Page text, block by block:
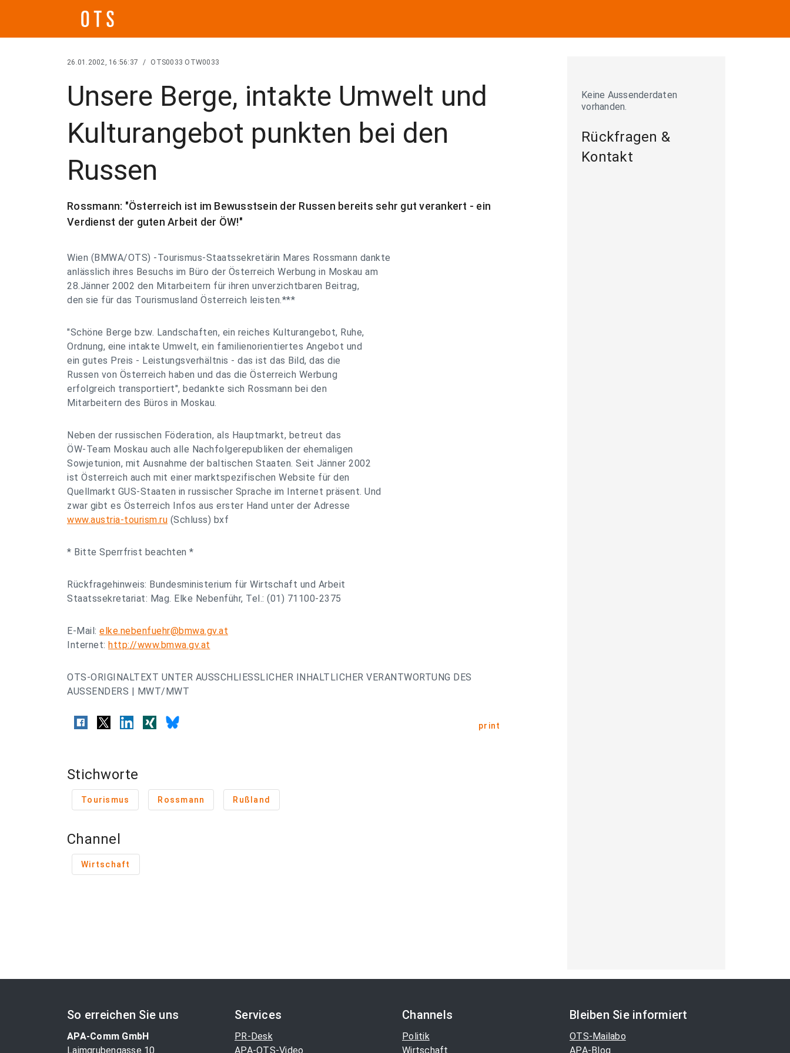
26.01.2002, 16:56:37 / OTS0033 OTW0033
Unsere Berge, intakte Umwelt und
Kulturangebot punkten bei den
Russen
Rossmann: "Österreich ist im Bewusstsein der Russen bereits sehr gut verankert - ein
Verdienst der guten Arbeit der ÖW!"
Wien (BMWA/OTS) -Tourismus-Staatssekretärin Mares Rossmann dankte
anlässlich ihres Besuchs im Büro der Österreich Werbung in Moskau am
28.Jänner 2002 den Mitarbeitern für ihren unverzichtbaren Beitrag,
den sie für das Tourismusland Österreich leisten.***
"Schöne Berge bzw. Landschaften, ein reiches Kulturangebot, Ruhe,
Ordnung, eine intakte Umwelt, ein familienorientiertes Angebot und
ein gutes Preis - Leistungsverhältnis - das ist das Bild, das die
Russen von Österreich haben und das die Österreich Werbung
erfolgreich transportiert", bedankte sich Rossmann bei den
Mitarbeitern des Büros in Moskau.
Neben der russischen Föderation, als Hauptmarkt, betreut das
ÖW-Team Moskau auch alle Nachfolgerepubliken der ehemaligen
Sowjetunion, mit Ausnahme der baltischen Staaten. Seit Jänner 2002
ist Österreich auch mit einer marktspezifischen Website für den
Quellmarkt GUS-Staaten in russischer Sprache im Internet präsent. Und
zwar gibt es Österreich Infos aus erster Hand unter der Adresse
www.austria-tourism.ru (Schluss) bxf
* Bitte Sperrfrist beachten *
Rückfragehinweis: Bundesministerium für Wirtschaft und Arbeit
Staatssekretariat: Mag. Elke Nebenführ, Tel.: (01) 71100-2375
E-Mail: elke.nebenfuehr@bmwa.gv.at
Internet: http://www.bmwa.gv.at
OTS-ORIGINALTEXT UNTER AUSSCHLIESSLICHER INHALTLICHER VERANTWORTUNG DES
AUSSENDERS | MWT/MWT
print
Stichworte
Tourismus Rossmann Rußland
Channel
Wirtschaft
Keine Aussenderdaten
vorhanden.
Rückfragen &
Kontakt
So erreichen Sie uns
APA-Comm GmbH
Laimgrubengasse 10
Services
PR-Desk
APA-OTS-Video
Channels
Politik
Wirtschaft
Bleiben Sie informiert
OTS-Mailabo
APA-Blog